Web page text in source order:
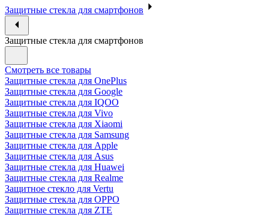
Защитные стекла для смартфонов
Защитные стекла для смартфонов
Смотреть все товары
Защитные стекла для OnePlus
Защитные стекла для Google
Защитные стекла для IQOO
Защитные стекла для Vivo
Защитные стекла для Xiaomi
Защитные стекла для Samsung
Защитные стекла для Apple
Защитные стекла для Asus
Защитные стекла для Huawei
Защитные стекла для Realme
Защитное стекло для Vertu
Защитные стекла для OPPO
Защитные стекла для ZTE